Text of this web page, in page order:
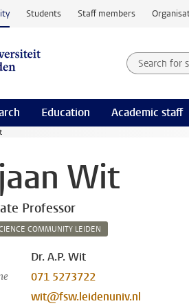
Students Staff members
Search
Education Academic staff
Wit
Professor
COMMUNITY LEIDEN
Dr. A.P. Wit
071 5273722
wit@fsw.leidenuniv.nl